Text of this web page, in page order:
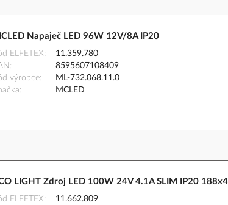
Napaječ LED 96W 12V/8A IP20
ELFETEX
11.359.780
8595607108409
výrobce
ML-732.068.11.0
MCLED
LIGHT Zdroj LED 100W 24V 4.1A SLIM IP20
ELFETEX
11.662.809